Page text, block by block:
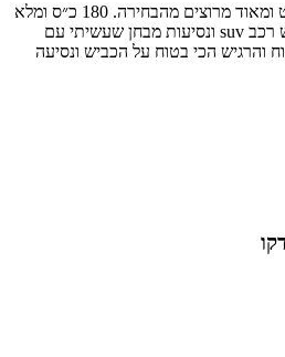
רכב מרווח, מפנק, שקט ומאוד מרוצים מהבחירה. 180 כ״ס ומלא
פונקציות נהדרות. , אחרי חיפוש רכב suv ונסיעות מבחן שעשיתי עם
והרגיש הכי בטוח על הכביש ונסיעה